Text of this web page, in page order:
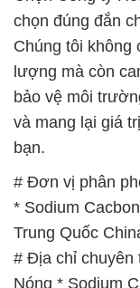
và mang lại giá
bạn.
# Đơn vị phân
* Sodium
Trung Quốc China
# Địa chỉ chuyên
Nóng * Sodium
Redtriangle
# Địa chỉ
Nóng * Sodium
Redtriangle